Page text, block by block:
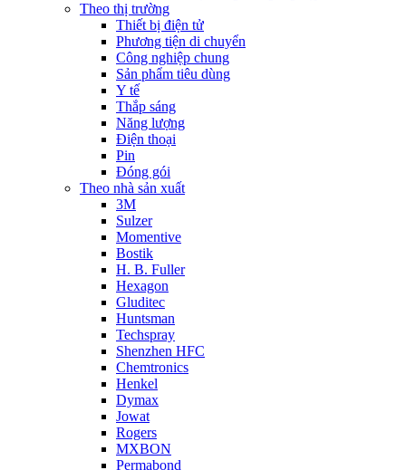
Theo thị trường
Thiết bị điện tử
Phương tiện di chuyển
Công nghiệp chung
Sản phẩm tiêu dùng
Y tế
Thắp sáng
Năng lượng
Điện thoại
Pin
Đóng gói
Theo nhà sản xuất
3M
Sulzer
Momentive
Bostik
H. B. Fuller
Hexagon
Gluditec
Huntsman
Techspray
Shenzhen HFC
Chemtronics
Henkel
Dymax
Jowat
Rogers
MXBON
Permabond